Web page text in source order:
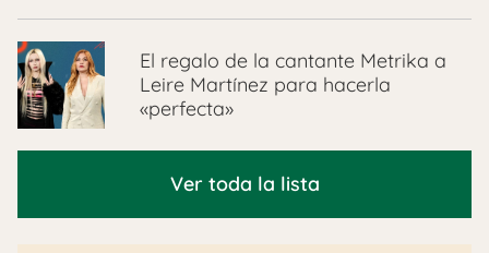
El regalo de la cantante Metrika a
Leire Martínez para hacerla
«perfecta»
Ver toda la lista